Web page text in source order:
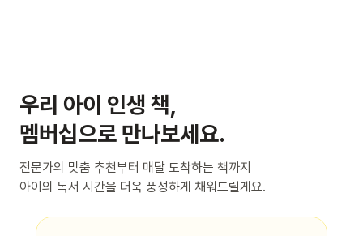
우리 아이 인생 책,
멤버십으로 만나보세요.
전문가의 맞춤 추천부터 매달 도착하는 책까지
아이의 독서 시간을 더욱 풍성하게 채워드릴게요.